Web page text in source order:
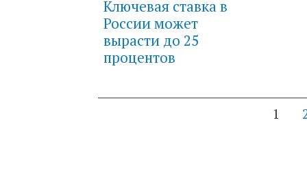
Ключевая ставка в
России может
вырасти до 25
процентов
1